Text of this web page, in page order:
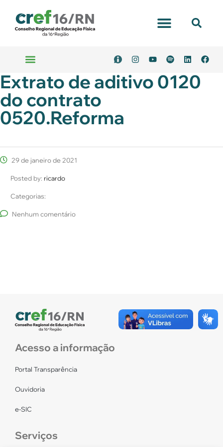
Extrato de aditivo 0120
do contrato
0520.Reforma
29 de janeiro de 2021
Posted by: ricardo
Categorias:
Nenhum comentário
Acesso a informação
Portal Transparência
Ouvidoria
e-SIC
Serviços